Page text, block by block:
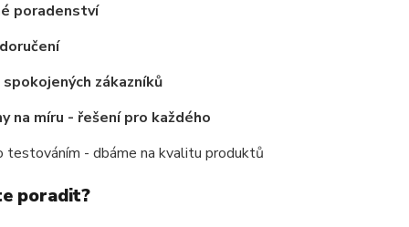
poradenství
zákazníků
na míru - řešení pro každého
testováním - dbáme na kvalitu produktů
poradit?